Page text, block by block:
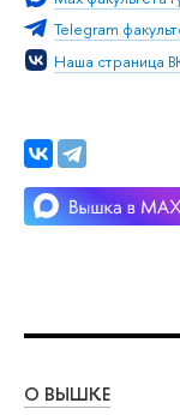
Telegram
Наша страница
О ВЫШКЕ